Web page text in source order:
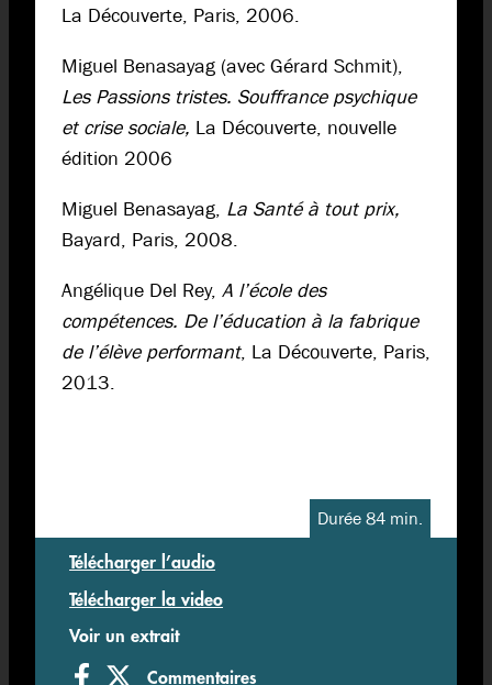
La Découverte, Paris, 2006.
Miguel Benasayag (avec Gérard Schmit),
Les Passions tristes. Souffrance psychique
et crise sociale, La Découverte, nouvelle
édition 2006
Miguel Benasayag, La Santé à tout prix,
Bayard, Paris, 2008.
Angélique Del Rey, A l’école des
compétences. De l’éducation à la fabrique
de l’élève performant, La Découverte, Paris,
2013.
Durée 84 min.
Télécharger l’audio
Télécharger la video
Voir un extrait
Commentaires